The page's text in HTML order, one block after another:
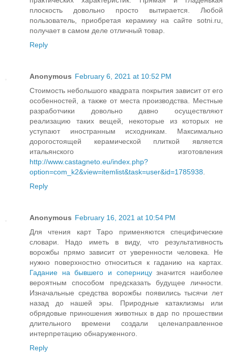
плоскость довольно просто вытирается. Любой
пользователь, приобретая керамику на сайте sotni.ru,
получает в самом деле отличный товар.
Reply
Anonymous February 6, 2021 at 10:52 PM
Стоимость небольшого квадрата покрытия зависит от его
особенностей, а также от места производства. Местные
разработчики довольно давно осуществляют
реализацию таких вещей, некоторые из которых не
уступают иностранным исходникам. Максимально
дорогостоящей керамической плиткой является
итальянского изготовления
http://www.castagneto.eu/index.php?
option=com_k2&view=itemlist&task=user&id=1785938
Reply
Anonymous February 16, 2021 at 10:54 PM
Для чтения карт Таро применяются специфические
словари. Надо иметь в виду, что результативность
ворожбы прямо зависит от уверенности человека. Не
нужно поверхностно относиться к гаданию на картах.
Гадание на бывшего и соперницузначится наиболее
вероятным способом предсказать будущее личности.
Изначальные средства ворожбы появились тысячи лет
назад до нашей эры. Природные катаклизмы или
обрядовые приношения животных в дар по прошествии
длительного времени создали целенаправленное
интерпретацию обнаруженного.
Reply